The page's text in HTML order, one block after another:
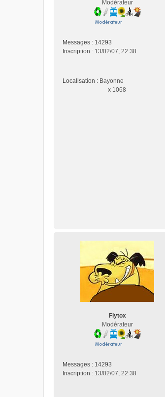
Modérateur
Messages : 14293
Inscription : 13/02/07, 22:38
Localisation : Bayonne
x 1068
Flytox
Modérateur
Messages : 14293
Inscription : 13/02/07, 22:38